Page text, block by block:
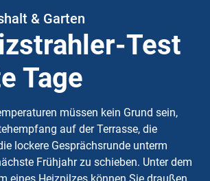
& Garten
Test
Tage
müssen kein Grund sein,
auf der Terrasse, die
lockere Gesprächsrunde unterm
Frühjahr zu schieben. Unter dem
eines Heizpilzes können Sie draußen